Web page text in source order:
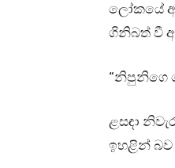
ලෝකයේ ඈ
ගිනිබත් වී
“නිපුනිගෙ
ළසඳා
ඉහළින් බව